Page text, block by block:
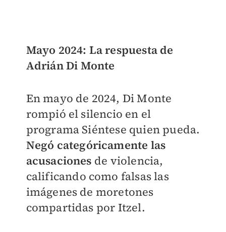
Mayo 2024: La respuesta de
Adrián Di Monte
En mayo de 2024, Di Monte
rompió el silencio en el
programa Siéntese quien pueda.
Negó categóricamente las
acusaciones de violencia,
calificando como falsas las
imágenes de moretones
compartidas por Itzel.